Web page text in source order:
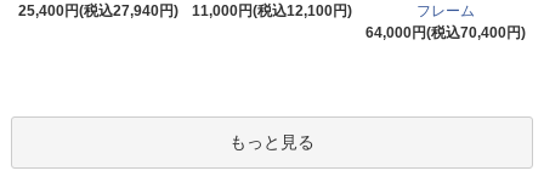
25,400円(税込27,940円)
11,000円(税込12,100円)
フレーム
64,000円(税込70,400円)
もっと見る